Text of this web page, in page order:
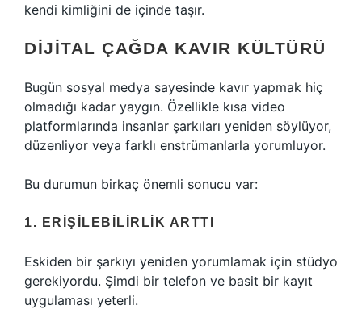
kendi kimliğini de içinde taşır.
DIJITAL ÇAĞDA KAVIR KÜLTÜRÜ
Bugün sosyal medya sayesinde kavır yapmak hiç
olmadığı kadar yaygın. Özellikle kısa video
platformlarında insanlar şarkıları yeniden söylüyor,
düzenliyor veya farklı enstrümanlarla yorumluyor.
Bu durumun birkaç önemli sonucu var:
1. ERIŞILEBILIRLIK ARTTI
Eskiden bir şarkıyı yeniden yorumlamak için stüdyo
gerekiyordu. Şimdi bir telefon ve basit bir kayıt
uygulaması yeterli.